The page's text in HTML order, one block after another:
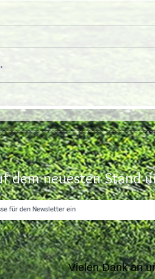
dem neuesten Stand
Vielen Dank an